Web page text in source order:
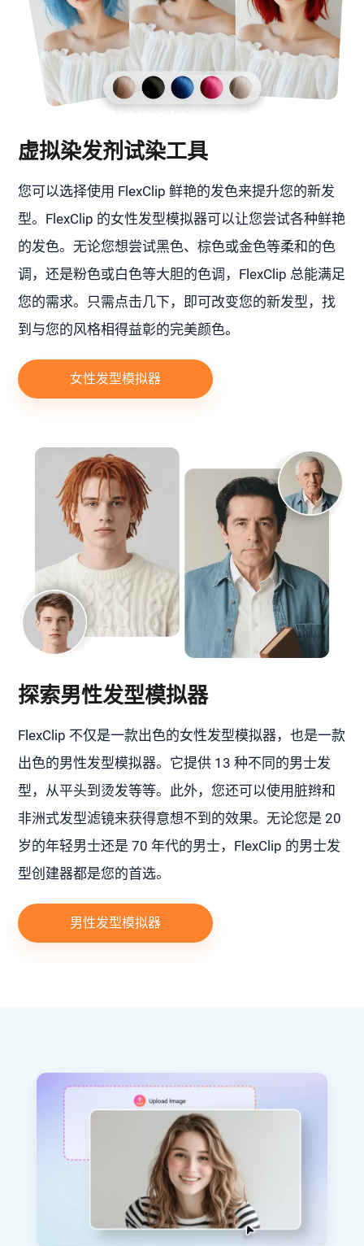
虚拟染发剂试染工具
您可以选择使用 FlexClip 鲜艳的发色来提升您的新发
型。FlexClip 的女性发型模拟器可以让您尝试各种鲜艳
的发色。无论您想尝试黑色、棕色或金色等柔和的色
调，还是粉色或白色等大胆的色调，FlexClip 总能满足
您的需求。只需点击几下，即可改变您的新发型，找
到与您的风格相得益彰的完美颜色。
女性发型模拟器
探索男性发型模拟器
FlexClip 不仅是一款出色的女性发型模拟器，也是一款
出色的男性发型模拟器。它提供 13 种不同的男士发
型，从平头到烫发等等。此外，您还可以使用脏辫和
非洲式发型滤镜来获得意想不到的效果。无论您是 20
岁的年轻男士还是 70 年代的男士，FlexClip 的男士发
型创建器都是您的首选。
男性发型模拟器